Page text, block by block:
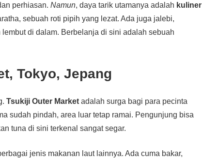
perhiasan.Namun, daya tarik utamanya adalah kuliner
sebuah roti pipih yang lezat. Ada juga jalebi,
di dalam. Berbelanja di sini adalah sebuah
Tokyo, Jepang
Tsukiji Outer Market adalah surga bagi para pecinta
sudah pindah, area luar tetap ramai. Pengunjung bisa
tuna di sini terkenal sangat segar.
jenis makanan laut lainnya. Ada cuma bakar,